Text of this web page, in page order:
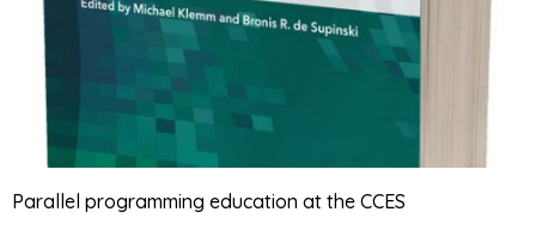
Parallel programming education at the CCES